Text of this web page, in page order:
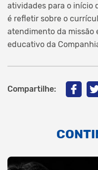
atividades para o início
é refletir sobre o
atendimento da missão
educativo da
Compartilhe: